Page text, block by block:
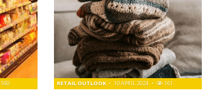
160 RETAIL OUTLOOK 10 APRIL 2024 161